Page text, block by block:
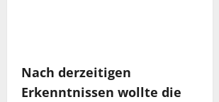
Nach derzeitigen
Erkenntnissen wollte die